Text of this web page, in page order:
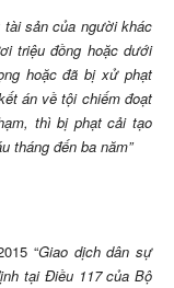
tài sản của người khác
triệu đồng hoặc dưới
hoặc đã bị xử phạt
án về tội chiếm đoạt
thì bị phạt cải tạo
tháng đến ba năm”
“Giao dịch dân sự
tại Điều 117 của Bộ